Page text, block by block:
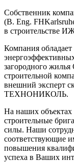
Собственник
(B. Eng.
в строительстве
Компания
загородного жилья
строительной
внешний эксперт
ТЕХНОНИКОЛЬ.
На наших объектах
строительные
силы. Наши
соответствующие
повышения
успеха в Ваших